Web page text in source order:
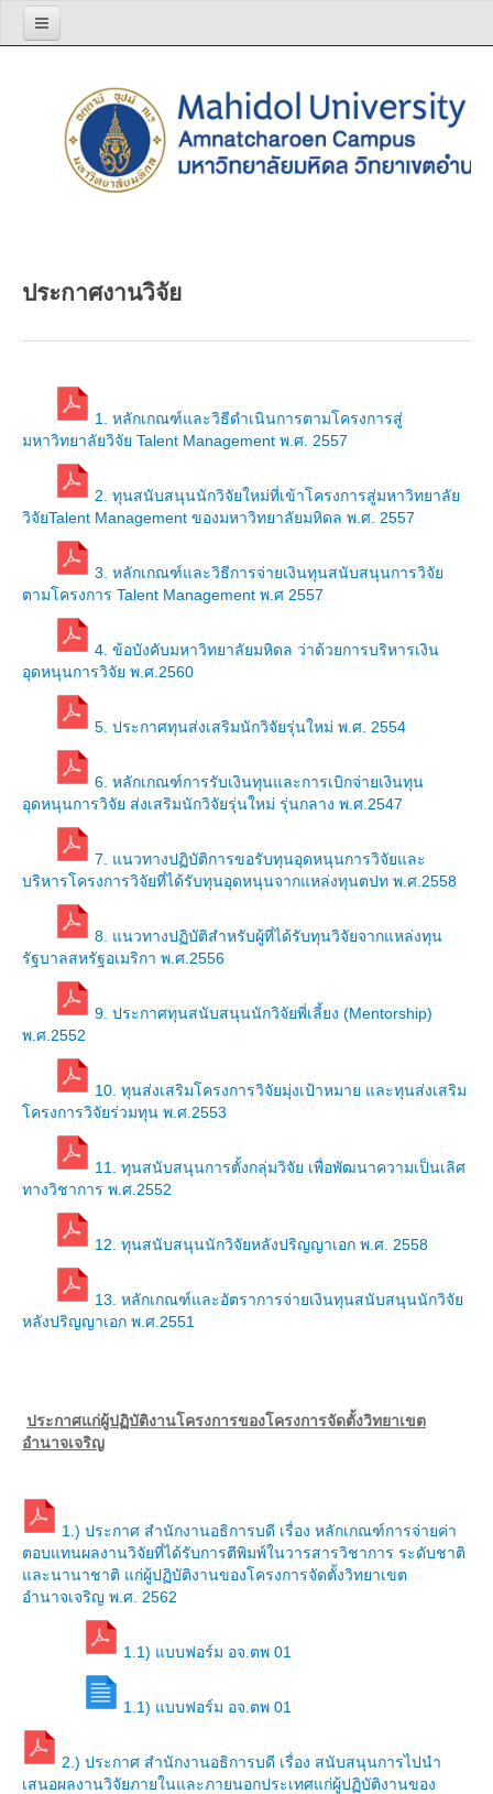
เกี่ยวกับเรา
โครงสร้างองค์กร
สีประจำมหาวิทยาลัย
บุคลากร
อาจารย์
บุคลากรสายสนับสนุน
รายงานประจำปี
รายงานประจำปี 2557
รายงานประจำปี 2558
หลักสูตร
หลักสูตรปริญญาตรี
หลักสูตรสาธารณสุขศาสตรบัณฑิต
หลักสูตรวิทยาศาสตรบัณฑิต(เกษตรศาสตร์)
หลักสูตรศิลปศาสตรบัณฑิต
บริการการศึกษา
Elearning
ประกาศ/ระเบียบข้อบังคับ
Download แบบฟอร์ม
กิจกรรมต่าง ๆ
ปฏิทินการศึกษา
ปฏิทินการศึกษาและกิจกรรมนักศึกษา
ตารางเรียนนักศึกษา
ตารางสอบ
บริการนักศึกษาและสวัสดิการนักศึกษา
ทุนการศึกษา
กยศ.
แบบฟอร์มสำหรับผู้กู้
กรอ.
ประกาศ กรอ.
บริการด้านสุขภาพ
หน่วยบริการสุขภาพ
หน่วยบริการทันตกรรม
บริการให้การศึกษา
ประกาศงานวิจัย
1. หลักเกณฑ์และวิธีดำเนินการตามโครงการสู่
มหาวิทยาลัยวิจัย Talent Management พ.ศ. 2557
2. ทุนสนับสนุนนักวิจัยใหม่ที่เข้าโครงการสู่มหาวิทยาลัย
วิจัยTalent Management ของมหาวิทยาลัยมหิดล พ.ศ. 2557
3. หลักเกณฑ์และวิธีการจ่ายเงินทุนสนับสนุนการวิจัย
ตามโครงการ Talent Management พ.ศ 2557
4. ข้อบังคับมหาวิทยาลัยมหิดล ว่าด้วยการบริหารเงิน
อุดหนุนการวิจัย พ.ศ.2560
5. ประกาศทุนส่งเสริมนักวิจัยรุ่นใหม่ พ.ศ. 2554
6. หลักเกณฑ์การรับเงินทุนและการเบิกจ่ายเงินทุน
อุดหนุนการวิจัย ส่งเสริมนักวิจัยรุ่นใหม่ รุ่นกลาง พ.ศ.2547
7. แนวทางปฏิบัติการขอรับทุนอุดหนุนการวิจัยและ
บริหารโครงการวิจัยที่ได้รับทุนอุดหนุนจากแหล่งทุนตปท พ.ศ.2558
8. แนวทางปฏิบัติสำหรับผู้ที่ได้รับทุนวิจัยจากแหล่งทุน
รัฐบาลสหรัฐอเมริกา พ.ศ.2556
9. ประกาศทุนสนับสนุนนักวิจัยพี่เลี้ยง (Mentorship)
พ.ศ.2552
10. ทุนส่งเสริมโครงการวิจัยมุ่งเป้าหมาย และทุนส่งเสริม
โครงการวิจัยร่วมทุน พ.ศ.2553
11. ทุนสนับสนุนการตั้งกลุ่มวิจัย เพื่อพัฒนาความเป็นเลิศ
ทางวิชาการ พ.ศ.2552
12. ทุนสนับสนุนนักวิจัยหลังปริญญาเอก พ.ศ. 2558
13. หลักเกณฑ์และอัตราการจ่ายเงินทุนสนับสนุนนักวิจัย
หลังปริญญาเอก พ.ศ.2551
ประกาศแก่ผู้ปฏิบัติงานโครงการของโครงการจัดตั้งวิทยาเขต
อำนาจเจริญ
1.) ประกาศ สำนักงานอธิการบดี เรื่อง หลักเกณฑ์การจ่ายค่า
ตอบแทนผลงานวิจัยที่ได้รับการตีพิมพ์ในวารสารวิชาการ ระดับชาติ
และนานาชาติ แก่ผู้ปฏิบัติงานของโครงการจัดตั้งวิทยาเขต
อำนาจเจริญ พ.ศ. 2562
1.1) แบบฟอร์ม อจ.ตพ 01
1.1) แบบฟอร์ม อจ.ตพ 01
2.) ประกาศ สำนักงานอธิการบดี เรื่อง สนับสนุนการไปนำ
เสนอผลงานวิจัยภายในและภายนอกประเทศแก่ผู้ปฏิบัติงานของ